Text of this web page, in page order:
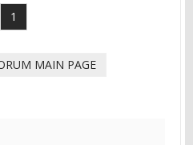
1
MAIN PAGE